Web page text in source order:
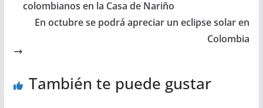
colombianos en la Casa de Nariño
En octubre se podrá apreciar un eclipse solar en
Colombia
También te puede gustar